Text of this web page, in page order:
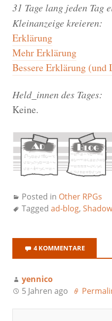
31 Tage lang jeden Tag
Kleinanzeige kreieren:
Erklärung
Mehr Erklärung
Bessere Erklärung (und
Held_innen des Tages:
Keine.
Posted in Other RPGs
Tagged ad-blog,
4 KOMMENTARE
yennico
5 Jahren ago